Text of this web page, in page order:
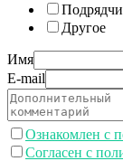
Другое
Имя
E-mail
Ознакомлен с
Согласен с